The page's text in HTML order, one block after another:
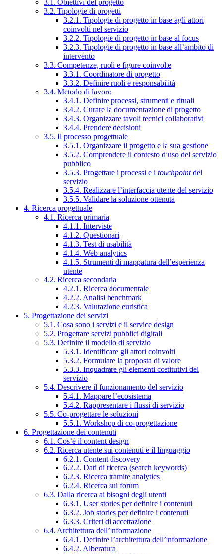
3.1. Obiettivi del progetto
3.2. Tipologie di progetti
3.2.1. Tipologie di progetto in base agli attori
coinvolti nel servizio
3.2.2. Tipologie di progetto in base al focus
3.2.3. Tipologie di progetto in base all’ambito di
intervento
3.3. Competenze, ruoli e figure coinvolte
3.3.1. Coordinatore di progetto
3.3.2. Definire ruoli e responsabilità
3.4. Metodo di lavoro
3.4.1. Definire processi, strumenti e rituali
3.4.2. Curare la documentazione di progetto
3.4.3. Organizzare tavoli tecnici collaborativi
3.4.4. Prendere decisioni
3.5. Il processo progettuale
3.5.1. Organizzare il progetto e la sua gestione
3.5.2. Comprendere il contesto d’uso del servizio
pubblico
3.5.3. Progettare i processi e i touchpointdel
servizio
3.5.4. Realizzare l’interfaccia utente del servizio
3.5.5. Validare la soluzione ottenuta
4. Ricerca progettuale
4.1. Ricerca primaria
4.1.1. Interviste
4.1.2. Questionari
4.1.3. Test di usabilità
4.1.4. Web analytics
4.1.5. Strumenti di mappatura dell’esperienza
utente
4.2. Ricerca secondaria
4.2.1. Ricerca documentale
4.2.2. Analisi benchmark
4.2.3. Valutazione euristica
5. Progettazione dei servizi
5.1. Cosa sono i servizi e il service design
5.2. Progettare servizi pubblici digitali
5.3. Definire il modello di servizio
5.3.1. Identificare gli attori coinvolti
5.3.2. Formulare la proposta di valore
5.3.3. Inquadrare gli elementi costitutivi del
servizio
5.4. Descrivere il funzionamento del servizio
5.4.1. Mappare l’ecosistema
5.4.2. Rappresentare i flussi di servizio
5.5. Co-progettare le soluzioni
5.5.1. Workshop di co-progettazione
6. Progettazione dei contenuti
6.1. Cos’è il content design
6.2. Ricerca utente sui contenuti e il linguaggio
6.2.1. Content discovery
6.2.2. Dati di ricerca (search keywords)
6.2.3. Ricerca tramite analytics
6.2.4. Ricerca sui forum
6.3. Dalla ricerca ai bisogni degli utenti
6.3.1. User stories per definire i contenuti
6.3.2. Job stories per definire i contenuti
6.3.3. Criteri di accettazione
6.4. Architettura dell’informazione
6.4.1. Definire l’architettura dell’informazione
6.4.2. Alberatura